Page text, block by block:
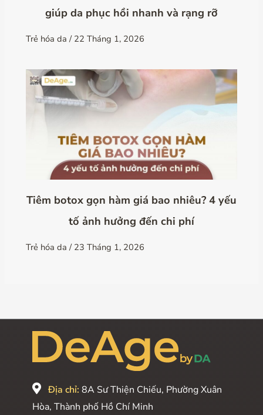
giúp da phục hồi nhanh và rạng rỡ
Trẻ hóa da / 22 Tháng 1, 2026
Tiêm botox gọn hàm giá bao nhiêu? 4 yếu
tố ảnh hưởng đến chi phí
Trẻ hóa da / 23 Tháng 1, 2026
Địa chỉ: 8A Sư Thiện Chiếu, Phường Xuân
Hòa, Thành phố Hồ Chí Minh